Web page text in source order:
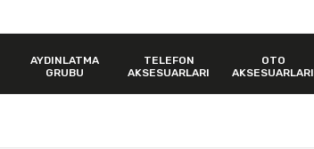
AYDINLATMA
GRUBU
TELEFON
AKSESUARLARI
OTO
AKSESUARLARI